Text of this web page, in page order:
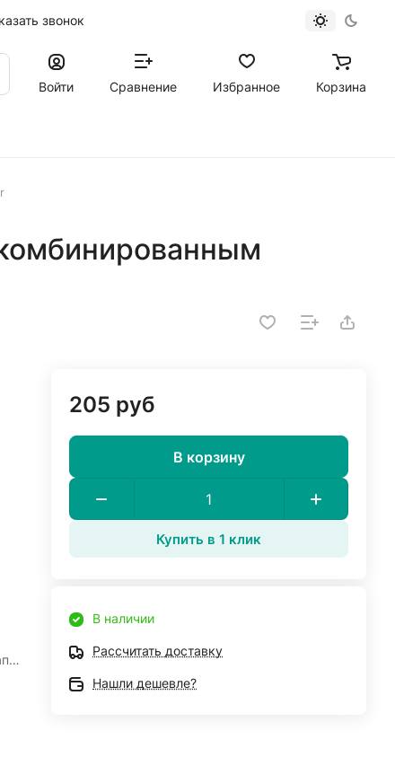
звонок
Войти
Сравнение Избранное Корзина
205 руб
В корзину
Купить в 1 клик
В наличии
Рассчитать доставку
Нашли дешевле?